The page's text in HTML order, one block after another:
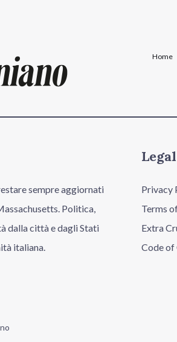
Home
sempre aggiornati
Politica,
dalla città e dagli Stati
italiana.
Legal
Privacy
Terms
Extra
Code of